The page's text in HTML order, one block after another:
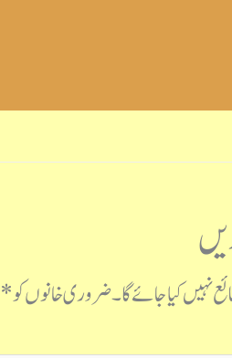
نہیں کیا جائے گا۔ضروری خانوں کو*